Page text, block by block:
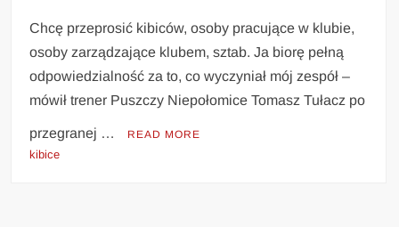
Chcę przeprosić kibiców, osoby pracujące w klubie,
osoby zarządzające klubem, sztab. Ja biorę pełną
odpowiedzialność za to, co wyczyniał mój zespół –
mówił trener Puszczy Niepołomice Tomasz Tułacz po
przegranej … READ MORE
kibice